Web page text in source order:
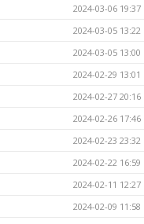
2024-03-06 19:37
2024-03-05 13:22
2024-03-05 13:00
2024-02-29 13:01
2024-02-27 20:16
2024-02-26 17:46
2024-02-23 23:32
2024-02-22 16:59
2024-02-11 12:27
2024-02-09 11:58